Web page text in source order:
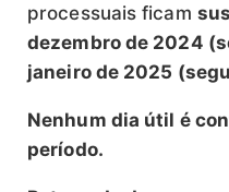
processuais ficam
dezembro de 2024
janeiro de 2025
Nenhum dia útil é
período.